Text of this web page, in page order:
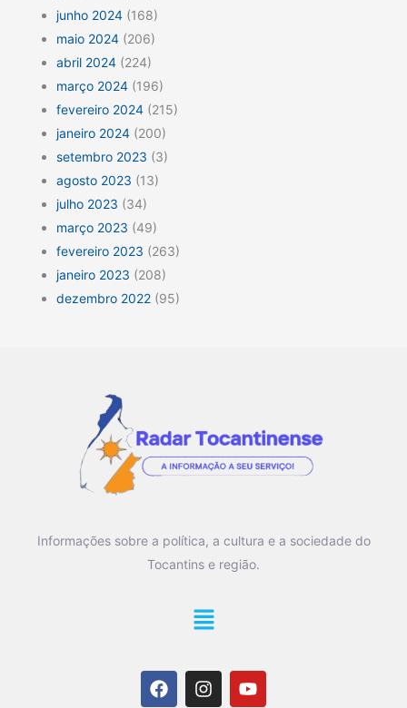
junho 2024 (168)
maio 2024 (206)
abril 2024 (224)
março 2024 (196)
fevereiro 2024 (215)
janeiro 2024 (200)
setembro 2023 (3)
agosto 2023 (13)
julho 2023 (34)
março 2023 (49)
fevereiro 2023 (263)
janeiro 2023 (208)
dezembro 2022 (95)
Informações sobre a política, a cultura e a sociedade do
Tocantins e região.
Main
F
a
I
n
Y
o